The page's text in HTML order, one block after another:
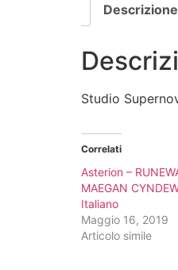
Descrizione
Studio
Correlati
Asterion –
MAEGAN
Italiano
Maggio 16, 2019
Articolo simile